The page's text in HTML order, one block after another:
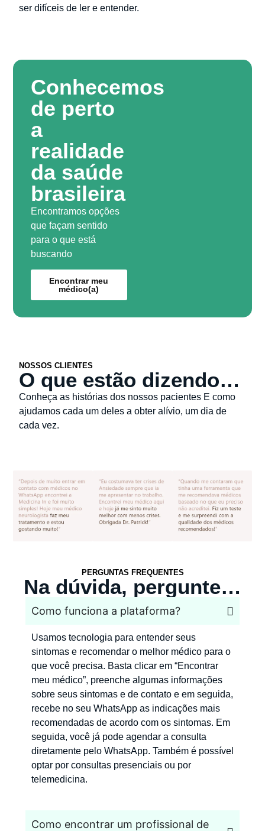
ser difíceis de ler e entender.
Conhecemos
de perto
a
realidade
da saúde
brasileira
Encontramos opções
que façam sentido
para o que está
buscando
Encontrar meu
médico(a)
NOSSOS CLIENTES
O que estão dizendo…
Conheça as histórias dos nossos pacientes E como
ajudamos cada um deles a obter alívio, um dia de
cada vez.
PERGUNTAS FREQUENTES
Na dúvida, pergunte…
Como funciona a plataforma?
Usamos tecnologia para entender seus
sintomas e recomendar o melhor médico para o
que você precisa. Basta clicar em “Encontrar
meu médico”, preenche algumas informações
sobre seus sintomas e de contato e em seguida,
recebe no seu WhatsApp as indicações mais
recomendadas de acordo com os sintomas. Em
seguida, você já pode agendar a consulta
diretamente pelo WhatsApp. Também é possível
optar por consultas presenciais ou por
telemedicina.
Como encontrar um profissional de